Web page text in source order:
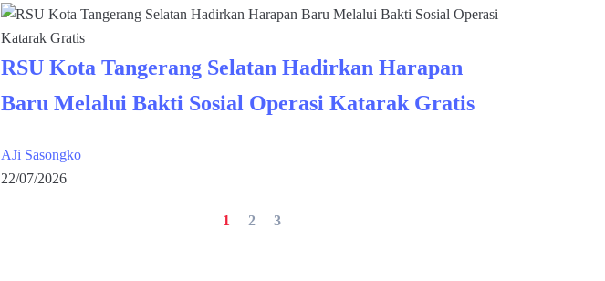
RSU Kota Tangerang Selatan Hadirkan Harapan
Baru Melalui Bakti Sosial Operasi Katarak Gratis
AJi Sasongko
22/07/2026
1 2 3